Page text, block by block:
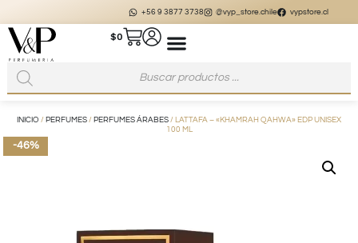
+56 9 3877 3738 @vyp_store.chile vypstore.cl
$0
INICIO / PERFUMES / PERFUMES ÁRABES / LATTAFA – «KHAMRAH QAHWA» EDP UNISEX
100 ML
-46%